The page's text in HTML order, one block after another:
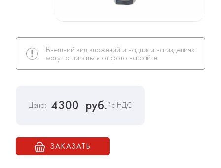
Внешний вид вложений и надписи на изделиях
могут отличаться от фото на сайте
Цена: 4300 руб.*с НДС
ЗАКАЗАТЬ